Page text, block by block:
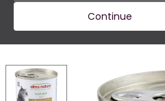
Continue